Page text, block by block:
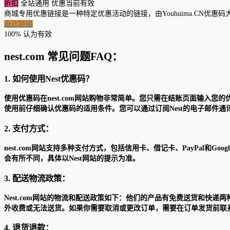
折扣 全站通用 优惠当前有效
商城专用优惠链接是一种特定优惠活动的链接，由Youhuima.CN优惠
直达链接
100% 认为有效
nest.com 常见问题FAQ：
1. 如何使用Nest优惠码？
使用优惠码在nest.com网站购物非常简单。您只需在结账页面输入您
使用前仔细确认优惠码的适用条件。您可以通过订阅Nest的电子邮件
2. 支付方式：
nest.com网站支持多种支付方式，包括信用卡、借记卡、PayPal和
会有所不同，具体以Nest网站的提示为准。
3. 配送物流政策：
Nest.com网站的物流和配送政策如下：他们的产品有免费送货和快递
外收费或无法送货。如果你需要取消或更改订单，需要在订单发货前
4. 退货退款：